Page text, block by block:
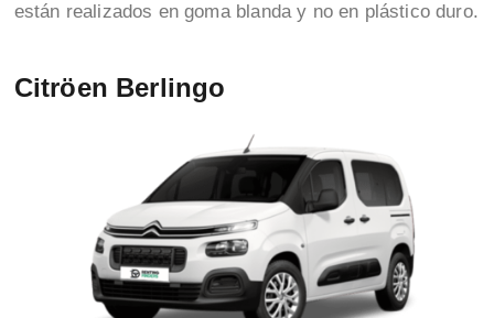
están realizados en goma blanda y no en plástico duro.
Citröen Berlingo